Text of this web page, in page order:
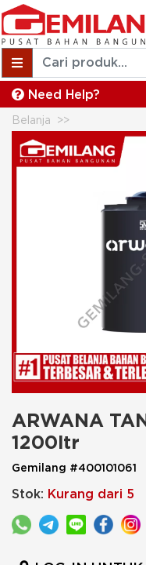
Need Help?
Belanja
ARWANA
1200ltr
Gemilang #400101061
Stok: Kurang dari 5